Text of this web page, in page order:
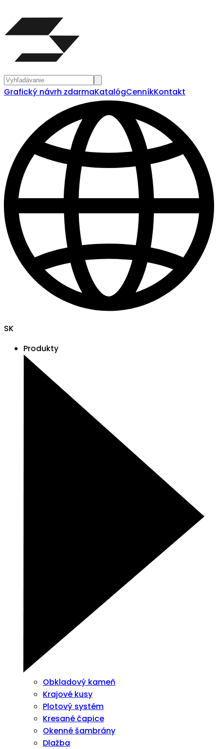
Grafický návrh zdarmaKatalógCenníkKontakt
SK
Produkty
Obkladový kameň
Krajové kusy
Plotový systém
Kresané čapice
Okenné šambrány
Dlažba